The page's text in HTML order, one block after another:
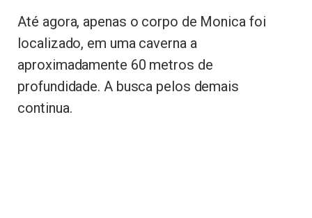
Até agora, apenas o corpo de Monica foi
localizado, em uma caverna a
aproximadamente 60 metros de
profundidade. A busca pelos demais
continua.